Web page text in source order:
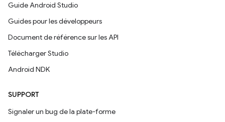
Guide Android Studio
Guides pour les développeurs
Document de référence sur les API
Télécharger Studio
Android NDK
SUPPORT
Signaler un bug de la plate-forme